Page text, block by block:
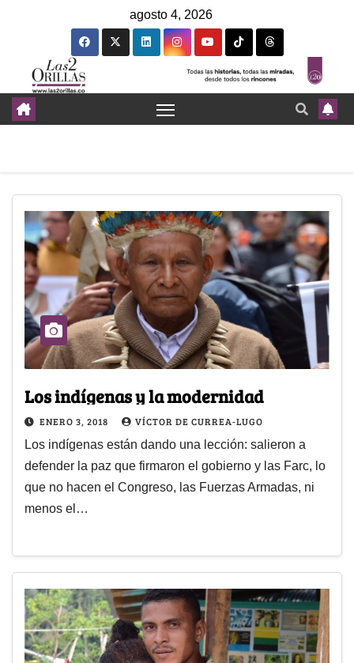
agosto 4, 2026
Los indígenas y la modernidad
ENERO 3, 2018 VÍCTOR DE CURREA-LUGO
Los indígenas están dando una lección: salieron a
defender la paz que firmaron el gobierno y las Farc, lo
que no hacen el Congreso, las Fuerzas Armadas, ni
menos el…